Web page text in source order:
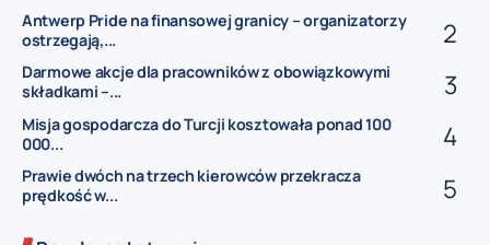
Antwerp Pride na finansowej granicy – organizatorzy
ostrzegają,...
Darmowe akcje dla pracowników z obowiązkowymi
składkami –...
Misja gospodarcza do Turcji kosztowała ponad 100
000...
Prawie dwóch na trzech kierowców przekracza
prędkość w...